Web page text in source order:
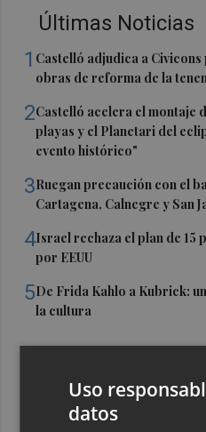
Últimas Noticias
1 Castelló adjudica a
obras de reforma de la
2Castelló acelera el montaje
playas y el Planetari del
evento histórico"
3Ruegan precaución con el
Cartagena, Calnegre y San
4Israel rechaza el plan de 15
por EEUU
5De Frida Kahlo a Kubrick:
la cultura
Uso
datos